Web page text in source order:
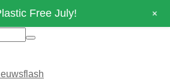
Free July! +